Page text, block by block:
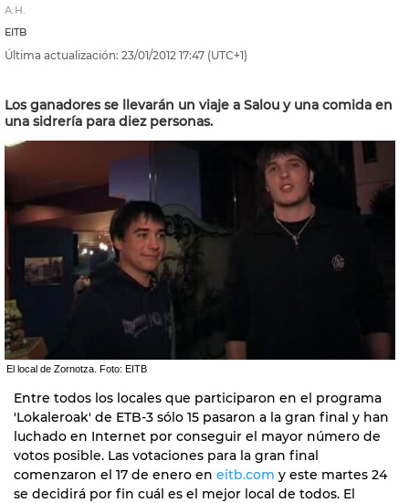
A.H.
EITB
Última actualización: 23/01/2012 17:47 (UTC+1)
Los ganadores se llevarán un viaje a Salou y una comida en
una sidrería para diez personas.
El local de Zornotza. Foto: EITB
Entre todos los locales que participaron en el programa
'Lokaleroak' de ETB-3 sólo 15 pasaron a la gran final y han
luchado en Internet por conseguir el mayor número de
votos posible. Las votaciones para la gran final
comenzaron el 17 de enero en eitb.com y este martes 24
se decidirá por fin cuál es el mejor local de todos. El